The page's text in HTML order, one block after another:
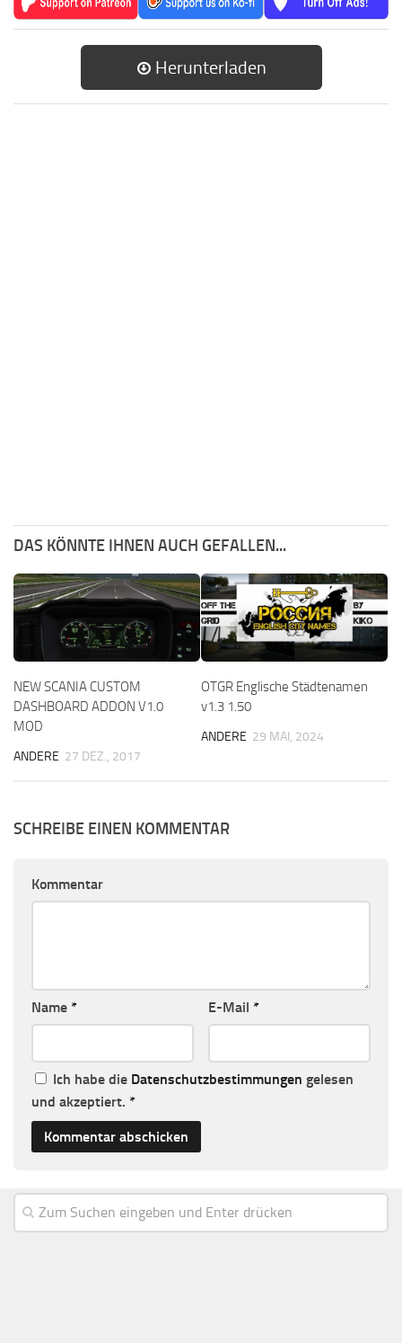
Herunterladen
DAS KÖNNTE IHNEN AUCH GEFALLEN...
NEW SCANIA CUSTOM
DASHBOARD ADDON V1.0
MOD
ANDERE 27 DEZ., 2017
OTGR Englische Städtenamen
v1.3 1.50
ANDERE 29 MAI, 2024
SCHREIBE EINEN KOMMENTAR
Kommentar
Name * E-Mail *
Ich habe die Datenschutzbestimmungen gelesen
und akzeptiert. *